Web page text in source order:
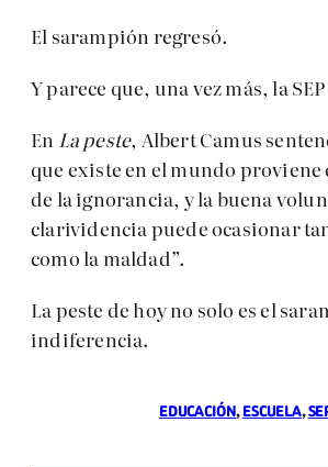
El sarampión regresó.
Y parece que, una vez más, la
En La peste, Albert Camus
que existe en el mundo proviene
de la ignorancia, y la buena
clarividencia puede ocasionar
como la maldad”.
La peste de hoy no solo es el
indiferencia.
EDUCACIÓN, ESCUELA,